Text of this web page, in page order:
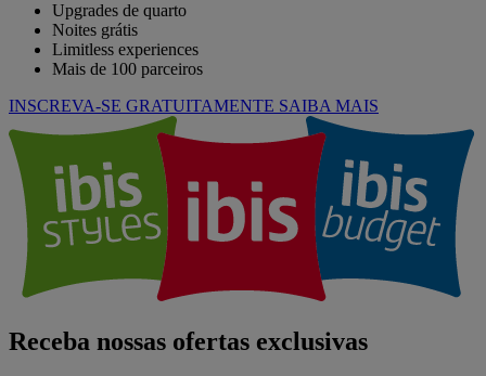
Upgrades de quarto
Noites grátis
Limitless experiences
Mais de 100 parceiros
INSCREVA-SE GRATUITAMENTE SAIBA MAIS
Receba nossas ofertas exclusivas